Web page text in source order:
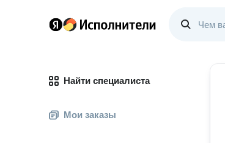
Найти специалиста
Мои заказы